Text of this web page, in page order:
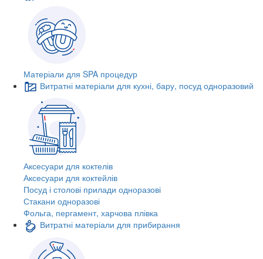
Матеріали для SPA процедур
Витратні матеріали для кухні, бару, посуд одноразовий
Аксесуари для коктелів
Аксесуари для коктейлів
Посуд і столові прилади одноразові
Стакани одноразові
Фольга, пергамент, харчова плівка
Витратні матеріали для прибирання